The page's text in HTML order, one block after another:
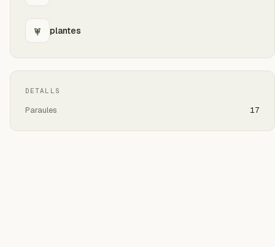
plantes
DETALLS
Paraules 17